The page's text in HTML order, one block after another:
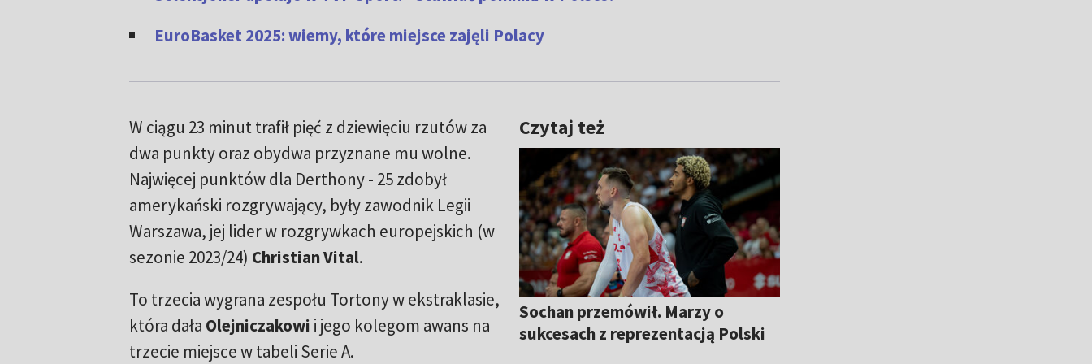
EuroBasket 2025: wiemy, które miejsce zajęli Polacy
Czytaj też
Sochan przemówił. Marzy o
sukcesach z reprezentacją Polski
W ciągu 23 minut trafił pięć z dziewięciu rzutów za
dwa punkty oraz obydwa przyznane mu wolne.
Najwięcej punktów dla Derthony - 25 zdobył
amerykański rozgrywający, były zawodnik Legii
Warszawa, jej lider w rozgrywkach europejskich (w
sezonie 2023/24) Christian Vital.
To trzecia wygrana zespołu Tortony w ekstraklasie,
która dała Olejniczakowi i jego kolegom awans na
trzecie miejsce w tabeli Serie A.